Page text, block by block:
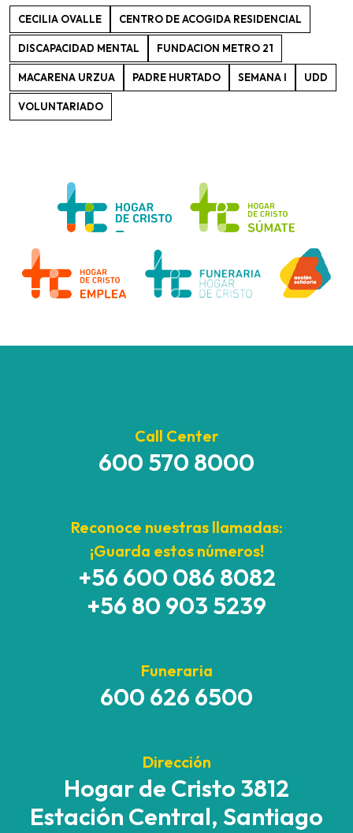
CECILIA OVALLE CENTRO DE ACOGIDA RESIDENCIAL
DISCAPACIDAD MENTAL FUNDACION METRO 21
MACARENA URZUA PADRE HURTADO SEMANA I UDD
VOLUNTARIADO
Call Center
600 570 8000
Reconoce nuestras llamadas:
¡Guarda estos números!
+56 600 086 8082
+56 80 903 5239
Funeraria
600 626 6500
Dirección
Hogar de Cristo 3812
Estación Central, Santiago